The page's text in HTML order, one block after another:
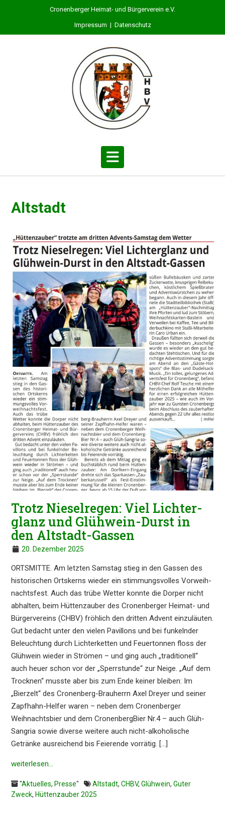
Cronenberger Heimat- und Bürgerverein e.V.
Impressum | Datenschutz
Altstadt
Trotz Niesel­re­gen: Viel Lichter­
glanz und Glühwein-Durst in
den Altstadt-Gassen
20. Dezember 2025
ORTSMIT­TE. Am letzten Samstag stieg in den Gassen des
histo­ri­schen Ortskerns wieder ein stimmungs­vol­les Vorweih­
nachts­fest. Auch das trübe Wetter konnte die Dorper nicht
abhal­ten, beim Hütten­zau­ber des Cronen­ber­ger Heimat- und
Bürger­ver­eins (CHBV) fröhlich den dritten Advent einzu­läu­ten.
Gut bedacht unter den vielen Pavil­lons und bei funkeln­der
Beleuch­tung durch Lichter­ket­ten und Feuer­ton­nen floss der
Glühwein wieder in Strömen – und ging auch „tradi­tio­nell“
auch heuer schon vor der „Sperr­stun­de“ zur Neige. „Auf dem
Trock­nen“ musste aber bis zum Ende keiner bleiben: Im
„Bierzelt“ des Cronen­berg-Brauherrn Axel Dreyer und seiner
Zapfhahn-Helfer waren – neben dem Cronen­ber­ger
Weihnachts­bier und dem Cronen­berg­Bier Nr.4 – auch Glüh-
Sangria sowie diver­se weite­re auch nicht-alkoho­li­sche
Geträn­ke ausrei­chend bis Feieren­de vorrä­tig. […]
weiter­le­sen…
"Aktuelles, Presse" Altstadt, CHBV, Glühwein, Guter
Zweck, Hüttenzauber 2025